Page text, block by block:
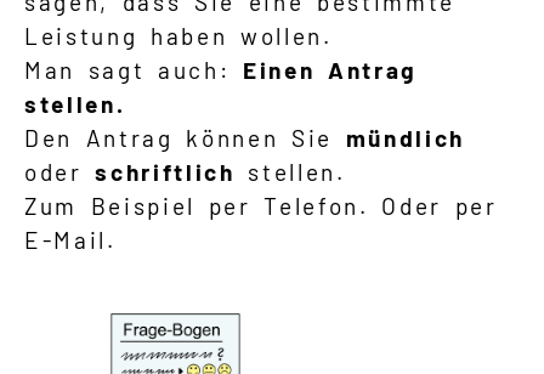
Leistung haben wollen.
Man sagt auch: Einen Antrag
stellen.
Den Antrag können Sie mündlich
oderschriftlich
stellen.
Zum Beispiel per Telefon. Oder per
E-Mail.